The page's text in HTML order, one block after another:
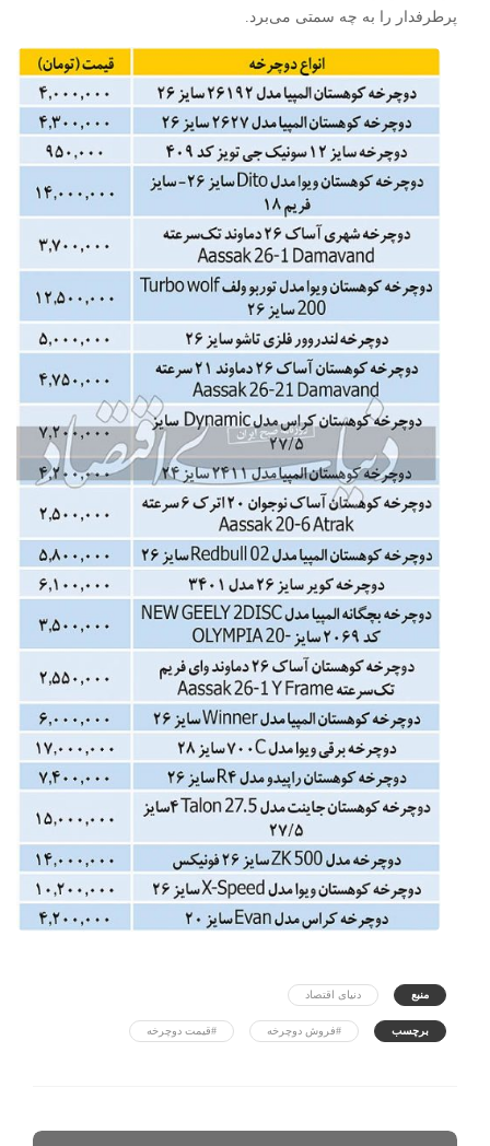
پرطرفدار را به چه سمتی می‌برد.
منبع دنیای اقتصاد
برچسب #فروش دوچرخه #قیمت دوچرخه